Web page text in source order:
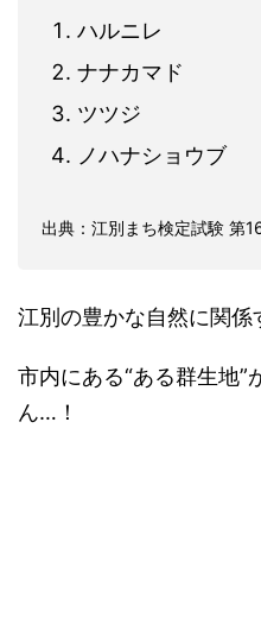
ハルニレ
ナナカマド
ツツジ
ノハナショウブ
出典：江別まち検定試験 第
江別の豊かな自然に関係
市内にある“ある群生地”
ん…！